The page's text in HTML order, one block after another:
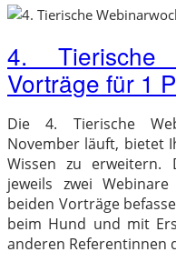
4. Tierische
Vorträge für 1
Die 4. Tierische
November läuft, bietet
Wissen zu erweitern.
jeweils zwei
beiden Vorträge
beim Hund und mit
anderen Referentinnen